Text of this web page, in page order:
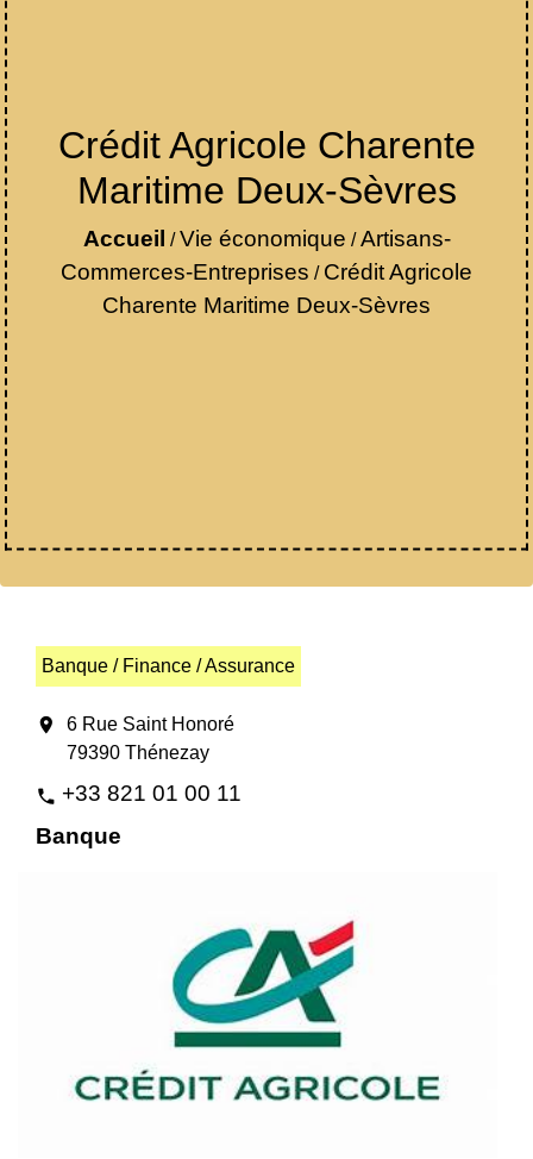
Crédit Agricole Charente
Maritime Deux-Sèvres
Accueil / Vie économique / Artisans-
Commerces-Entreprises / Crédit Agricole
Charente Maritime Deux-Sèvres
Banque / Finance / Assurance
location_on
6 Rue Saint Honoré
79390 Thénezay
phone +33 821 01 00 11
Banque